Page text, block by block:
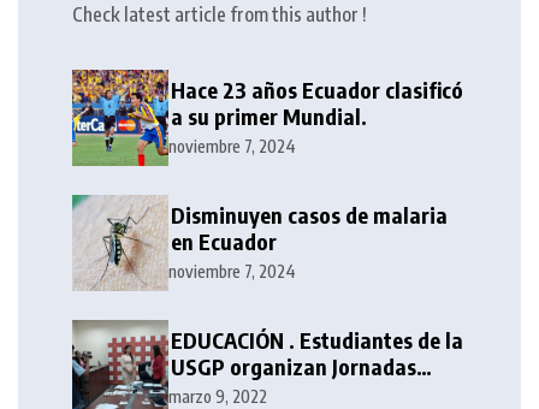
Check latest article from this author !
Hace 23 años Ecuador clasificó
a su primer Mundial.
noviembre 7, 2024
Disminuyen casos de malaria
en Ecuador
noviembre 7, 2024
EDUCACIÓN . Estudiantes de la
USGP organizan Jornadas
Académicas de Periodismo
marzo 9, 2022